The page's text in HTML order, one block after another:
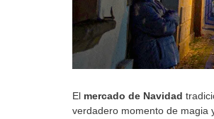
El mercado de Navidad
verdadero momento de magia